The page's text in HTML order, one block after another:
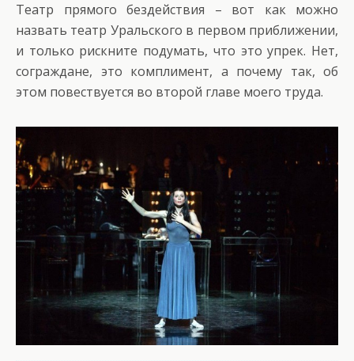
Театр прямого бездействия – вот как можно
назвать театр Уральского в первом приближении,
и только рискните подумать, что это упрек. Нет,
сограждане, это комплимент, а почему так, об
этом повествуется во второй главе моего труда.